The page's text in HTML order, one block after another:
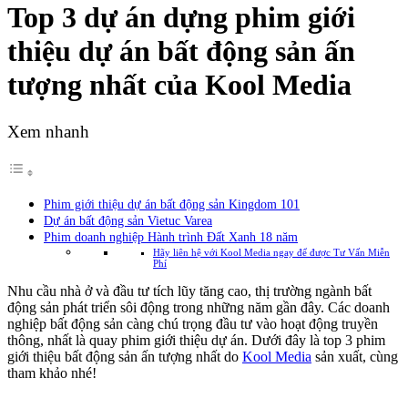
Top 3 dự án dựng phim giới
thiệu dự án bất động sản ấn
tượng nhất của Kool Media
Xem nhanh
Phim giới thiệu dự án bất động sản Kingdom 101
Dự án bất động sản Vietuc Varea
Phim doanh nghiệp Hành trình Đất Xanh 18 năm
Hãy liên hệ với Kool Media ngay để được Tư Vấn Miễn
Phí
Nhu cầu nhà ở và đầu tư tích lũy tăng cao, thị trường ngành bất
động sản phát triển sôi động trong những năm gần đây. Các doanh
nghiệp bất động sản càng chú trọng đầu tư vào hoạt động truyền
thông, nhất là quay phim giới thiệu dự án. Dưới đây là top 3 phim
giới thiệu bất động sản ấn tượng nhất do Kool Media sản xuất, cùng
tham khảo nhé!